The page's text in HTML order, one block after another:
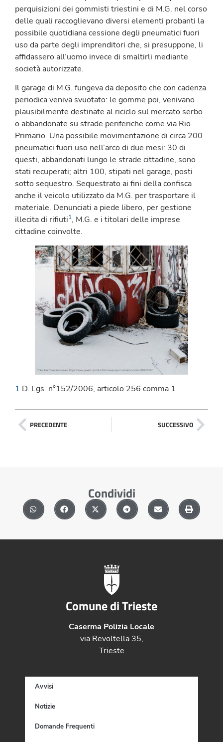
perquisizioni dei gommisti triestini e di M.G. nel corso
delle quali raccoglievano diversi elementi probanti la
possibile quotidiana cessione degli pneumatici fuori
uso da parte degli imprenditori che, si presuppone, li
affidassero all’uomo invece di smaltirli mediante
società autorizzate.
Il garage di M.G. fungeva da deposito che con cadenza
periodica veniva svuotato: le gomme poi, venivano
plausibilmente destinate al riciclo sul mercato serbo
o abbandonate su strade periferiche come via Rio
Primario. Una possibile movimentazione di circa 200
pneumatici fuori uso nell’arco di due mesi: 30 di
questi, abbandonati lungo le strade cittadine, sono
stati recuperati; altri 100, stipati nel garage, posti
sotto sequestro. Sequestrato ai fini della confisca
anche il veicolo utilizzato da M.G. per trasportare il
materiale. Denunciati a piede libero, per gestione
illecita di rifiuti1, M.G. e i titolari delle imprese
cittadine coinvolte.
1 D. Lgs. n°152/2006, articolo 256 comma 1
PRECEDENTE SUCCESSIVO
Condividi
Comune di Trieste
Caserma Polizia Locale
via Revoltella 35,
Trieste
Avvisi
Notizie
Domande Frequenti